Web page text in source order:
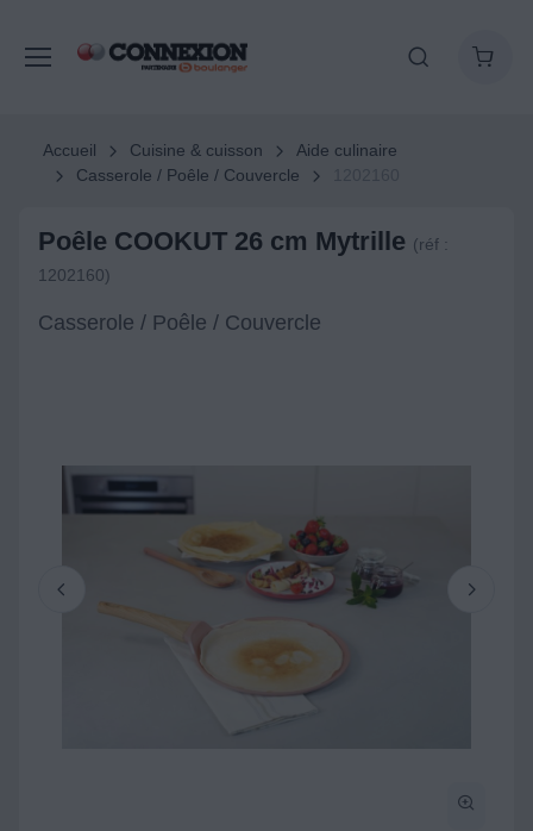
Accueil Cuisine & cuisson
Aide culinaire
Casserole / Poêle / Couvercle
Poêle COOKUT 26 cm Mytrille (réf :
1202160)
Casserole / Poêle / Couvercle